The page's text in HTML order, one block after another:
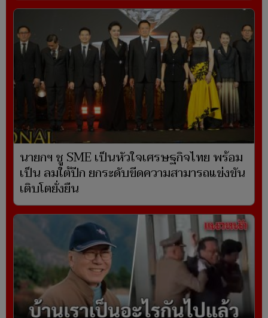
นายกฯ ชู SME เป็นหัวใจเศรษฐกิจไทย พร้อม
เป็น ลมใต้ปีก ยกระดับขีดความสามารถแข่งขัน
เติบโตยั่งยืน